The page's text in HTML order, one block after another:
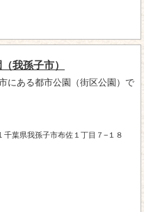
我孫子市）
にある都市公園（街区公園）で
千葉県我孫子市布佐１丁目７−１８